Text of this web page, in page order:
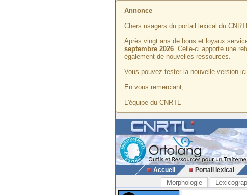
Annonce
Chers usagers du portail lexical du
Après vingt ans de bons et loyaux
septembre 2026. Celle-ci apporte une
également de nouvelles ressources.
Vous pouvez tester la nouvelle version
En vous remerciant,
L'équipe du CNRTL
Accueil Portail lexical
Morphologie